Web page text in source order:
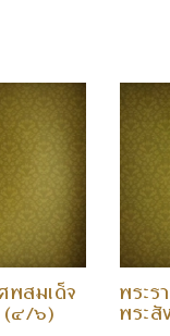
พสมเด็จ
(๔/๖)
พระร
พระ